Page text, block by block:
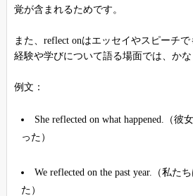
覚が含まれるためです。
また、reflect onはエッセイやスピーチ
経験や学びについて語る場面では、かな
例文：
She reflected on what happened.（
った）
We reflected on the past year.（私た
た）